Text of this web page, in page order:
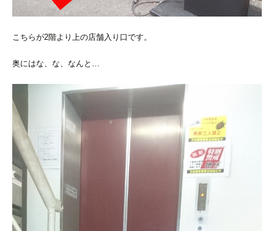
こちらが2階より上の店舗入り口です。
奥にはな、な、なんと…